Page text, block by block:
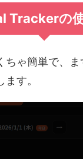
Trackerの
ちゃ簡単で、ま
す。